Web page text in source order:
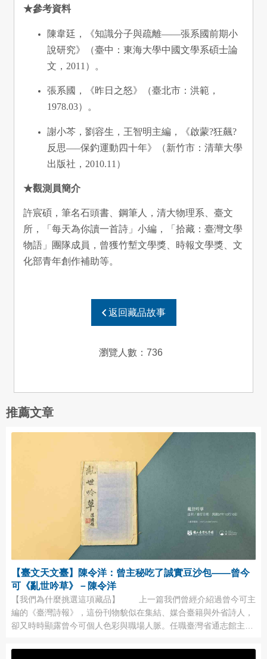
★參考資料
陳韋廷，《知識分子與疏離——張系國前期小
說研究》（臺中：東海大學中國文學系碩士論
文，2011）。
張系國，《昨日之怒》（臺北市：洪範，
1978.03）。
謝小芩，劉容生，王智明主編，《啟蒙?狂飆?
反思—–保釣運動四十年》（新竹市：清華大學
出版社，2010.11）
★觀測員簡介
許宸碩，筆名石頭書、鋼筆人，清大物理系、臺文
所，「每天為你讀一首詩」小編，「拾藏：臺灣文學
物語」團隊成員，曾獲竹塹文學獎、時報文學獎、文
化部青年創作補助等。
返回藏品故事
瀏覽人數： 736
推薦文章
【臺文天文臺】陳令洋：曾主秘吃了誠實豆沙包——曾今
可《亂世吟草》－陳令洋
【我們為什麼挑選這項藏品】 上一篇我們曾經介紹過曾今可主
編的《臺灣詩報》，這份刊物貌似在集結、媒合臺籍與外省詩人，
卻又時時顯露曾今可個人色彩與職場人脈。任職臺灣省通志館主任
廣白話詞；來到臺灣之後又變成傳統詩人，辦起傳統詩刊；他是臺